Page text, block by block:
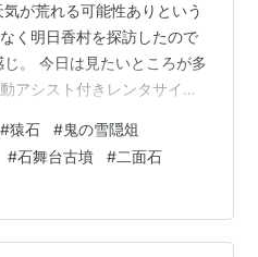
が荒れる可能性ありという
く明日香村を探訪したので
。 今日は見たいところが多
アシスト付きレンタサイク
大阪阿倍野駅から近鉄南大
です。 隣りは壺阪山駅、
した。 近鉄の飛鳥駅。ここ
。 お手洗いが綺麗ですので
遺産の日本代表として推薦
#猿石 #鬼の雪隠俎
#石舞台古墳 #二面石